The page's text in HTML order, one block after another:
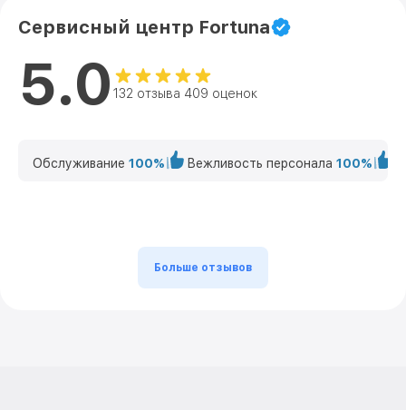
Сервисный центр Fortuna
5.0 132 отзыва 409 оценок
Обслуживание 100% Вежливость персонала 100%
Больше отзывов